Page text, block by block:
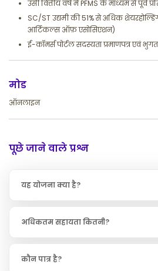
उसी वित्तीय वर्ष में PFMS के माध्यम से पूर्व
SC/ST उद्यमी की 51% से अधिक
आर्टिकल्स ऑफ़ एसोसिएशन)
ई-कॉमर्स पोर्टल सदस्यता प्रमाणपत्र एवं
मोड
ऑनलाइन
पूछे जाने वाले प्रश्न
यह योजना क्या है?
अधिकतम सहायता कितनी?
कौन पात्र है?